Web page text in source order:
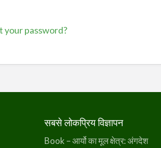
your password?
सबसे लोकप्रिय विज्ञापन
Book – आर्यो का मूल क्षेत्र: अंगदेश